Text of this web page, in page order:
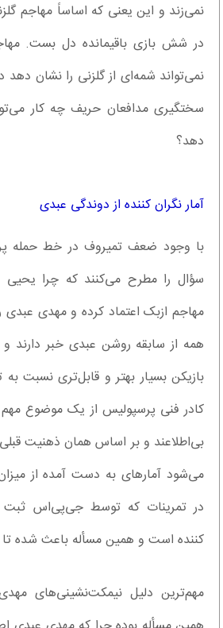
نمی‌زند و این یعنی که اساساً مهاجم
در شش بازی باقیمانده دل بست.
نمی‌تواند شمه‌ای از گلزنی را نشان
سختگیری مدافعان حریف چه کار
دهد؟
آمار نگران کننده از دوندگی عبدی
با وجود ضعف تمیروف در خط حمله
سؤال را مطرح می‌کنند که چرا یحیی
مهاجم ازبک اعتماد کرده و مهدی
همه از سابقه روشن عبدی خبر دارند
بازیکن بسیار بهتر و قابل‌تری نسبت
کادر فنی پرسپولیس از یک موضوع مهم
بی‌اطلاعند و بر اساس همان ذهنیت
می‌شود آمارهای به دست آمده از
در تمرینات که توسط جی‌پی‌اس
کننده است و همین مسأله باعث شده
مهم‌ترین دلیل نیمکت‌نشینی‌های